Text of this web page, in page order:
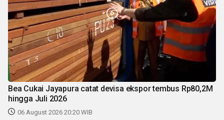
Bea Cukai Jayapura catat devisa ekspor tembus Rp80,2M
hingga Juli 2026
06 August 2026 20:20 WIB